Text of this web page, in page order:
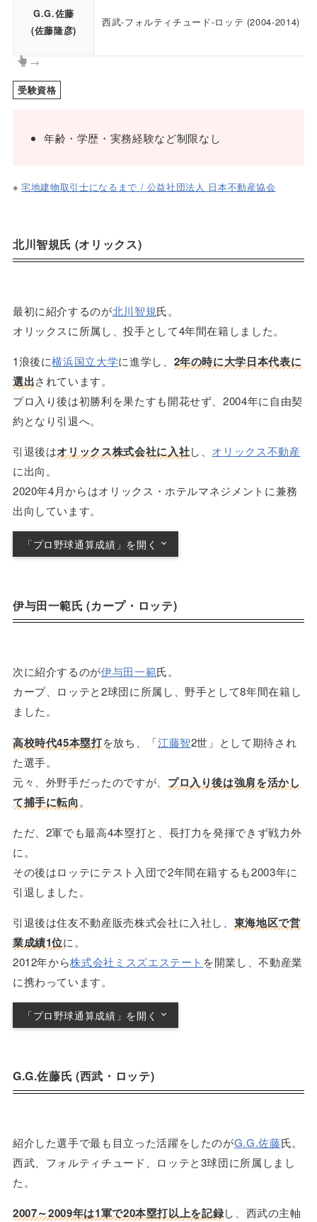
G.G.佐藤
(佐藤隆彦)
西武-フォルティチュード-ロッテ (2004-2014)
→
受験資格
年齢・学歴・実務経験など制限なし
※宅地建物取引士になるまで / 公益社団法人 日本不動産協会
北川智規氏 (オリックス)
最初に紹介するのが北川智規氏。
オリックスに所属し、投手として4年間在籍しました。
1浪後に横浜国立大学に進学し、 2年の時に大学日本代表に
選出されています。
プロ入り後は初勝利を果たすも開花せず、2004年に自由契
約となり引退へ。
引退後はオリックス株式会社に入社し、 オリックス不動産
に出向。
2020年4月からはオリックス・ホテルマネジメントに兼務
出向しています。
「プロ野球通算成績」を開く
伊与田一範氏 (カープ・ロッテ)
次に紹介するのが伊与田一範氏。
カープ、ロッテと2球団に所属し、野手として8年間在籍し
ました。
高校時代45本塁打を放ち、「江藤智2世」として期待され
た選手。
元々、外野手だったのですが、 プロ入り後は強肩を活かし
て捕手に転向。
ただ、2軍でも最高4本塁打と、長打力を発揮できず戦力外
に。
その後はロッテにテスト入団で2年間在籍するも2003年に
引退しました。
引退後は住友不動産販売株式会社に入社し、 東海地区で営
業成績1位に。
2012年から株式会社ミスズエステート を開業し、不動産業
に携わっています。
「プロ野球通算成績」を開く
G.G.佐藤氏 (西武・ロッテ)
紹介した選手で最も目立った活躍をしたのがG.G.佐藤氏。
西武、フォルティチュード、ロッテと3球団に所属しまし
た。
2007～2009年は1軍で20本塁打以上を記録し、西武の主軸